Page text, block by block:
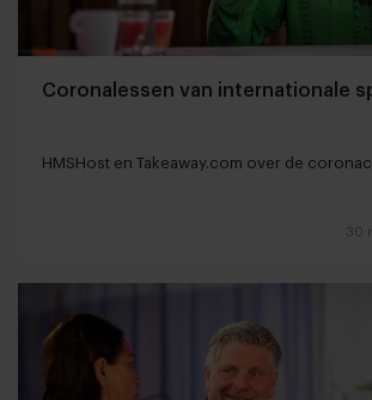
Coronalessen van internationale
HMSHost en Takeaway.com over de
30